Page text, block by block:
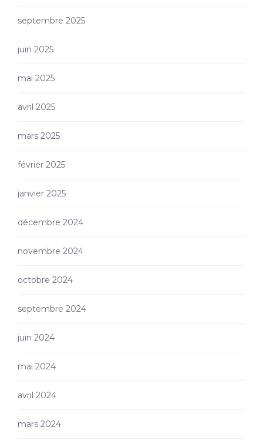
septembre 2025
juin 2025
mai 2025
avril 2025
mars 2025
février 2025
janvier 2025
décembre 2024
novembre 2024
octobre 2024
septembre 2024
juin 2024
mai 2024
avril 2024
mars 2024